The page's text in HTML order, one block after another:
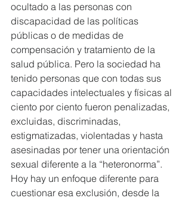
ocultado a las personas con
discapacidad de las políticas
públicas o de medidas de
compensación y tratamiento de la
salud pública. Pero la sociedad ha
tenido personas que con todas sus
capacidades intelectuales y físicas al
ciento por ciento fueron penalizadas,
excluidas, discriminadas,
estigmatizadas, violentadas y hasta
asesinadas por tener una orientación
sexual diferente a la “heteronorma”.
Hoy hay un enfoque diferente para
cuestionar esa exclusión, desde la